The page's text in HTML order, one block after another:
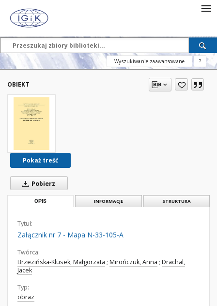
Wyszukiwanie zaawansowane ?
OBIEKT
Pokaż treść
Pobierz
OPIS INFORMACJE STRUKTURA
Tytuł:
Załącznik nr 7 - Mapa N-33-105-A
Twórca:
Brzezińska-Klusek, Małgorzata ; Mirończuk, Anna ; Drachal,
Jacek
Typ:
obraz